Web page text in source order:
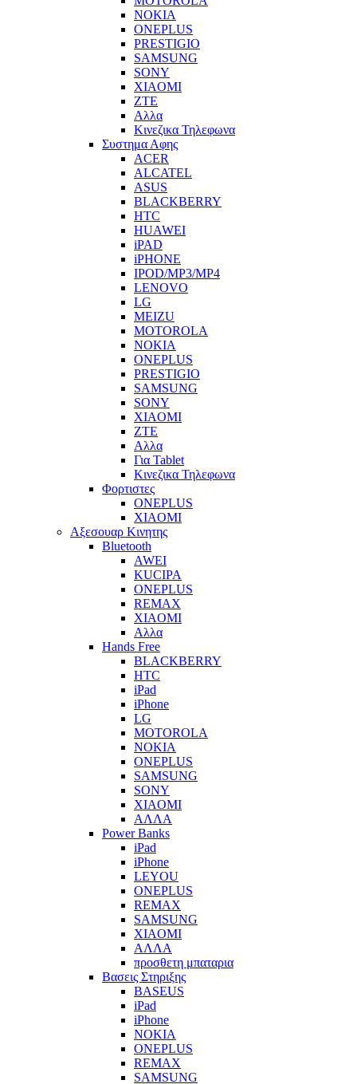
NOKIA
ONEPLUS
PRESTIGIO
SAMSUNG
SONY
XIAOMI
ZTE
Αλλα
Κινεζικα Τηλεφωνα
Συστημα Αφης
ACER
ALCATEL
ASUS
BLACKBERRY
HTC
HUAWEI
iPAD
iPHONE
IPOD/MP3/MP4
LENOVO
LG
MEIZU
MOTOROLA
NOKIA
ONEPLUS
PRESTIGIO
SAMSUNG
SONY
XIAOMI
ZTE
Αλλα
Για Tablet
Κινεζικα Τηλεφωνα
Φορτιστες
ONEPLUS
XIAOMI
Αξεσουαρ Κινητης
Bluetooth
AWEI
KUCIPA
ONEPLUS
REMAX
XIAOMI
Αλλα
Hands Free
BLACKBERRY
HTC
iPad
iPhone
LG
MOTOROLA
NOKIA
ONEPLUS
SAMSUNG
SONY
XIAOMI
ΑΛΛΑ
Power Banks
iPad
iPhone
LEYOU
ONEPLUS
REMAX
SAMSUNG
XIAOMI
ΑΛΛΑ
προσθετη μπαταρια
Βασεις Στηριξης
BASEUS
iPad
iPhone
NOKIA
ONEPLUS
REMAX
SAMSUNG